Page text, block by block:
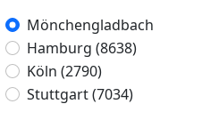
Mönchengladbach
Hamburg (8638)
Köln (2790)
Stuttgart(7034)